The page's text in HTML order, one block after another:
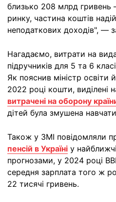
близько 208 млрд гривень
ринку, частина коштів
неподаткових доходів", —
Нагадаємо, витрати на
підручників для 5 та 6
Як пояснив міністр освіти
2022 році кошти, виділені
витрачені на оборону
дітей була змушена
Також у ЗМІ повідомляли
пенсій в Україні у
прогнозами, у 2024 році
середня зарплата того ж
22 тисячі гривень.